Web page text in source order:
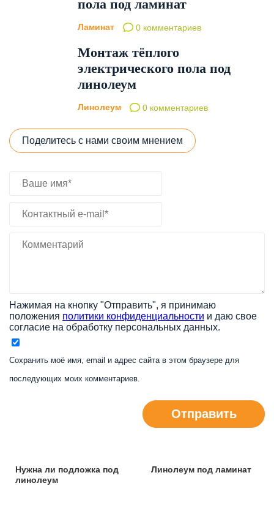
пола под ламинат
Ламинат 0 комментариев
Монтаж тёплого
электрического пола под
линолеум
Линолеум 0 комментариев
Поделитесь с нами своим мнением
Нажимая на кнопку "Отправить", я принимаю
положения политики конфиденциальности и даю свое
согласие на обработку персональных данных.
Сохранить моё имя, email и адрес сайта в этом браузере для
последующих моих комментариев.
Отправить
Нужна ли подложка под
линолеум
Линолеум под ламинат